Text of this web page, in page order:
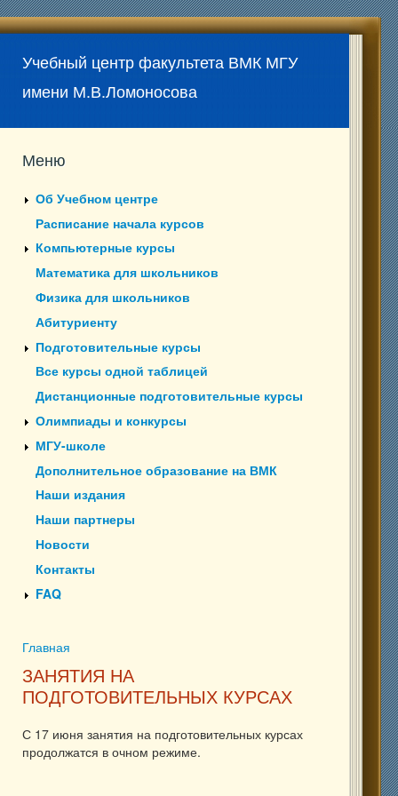
Учебный центр факультета ВМК МГУ
имени М.В.Ломоносова
Меню
Об Учебном центре
Расписание начала курсов
Компьютерные курсы
Математика для школьников
Физика для школьников
Абитуриенту
Подготовительные курсы
Все курсы одной таблицей
Дистанционные подготовительные курсы
Олимпиады и конкурсы
МГУ-школе
Дополнительное образование на ВМК
Наши издания
Наши партнеры
Новости
Контакты
FAQ
Вы здесь
Главная
ЗАНЯТИЯ НА
ПОДГОТОВИТЕЛЬНЫХ КУРСАХ
С 17 июня занятия на подготовительных курсах
продолжатся в очном режиме.